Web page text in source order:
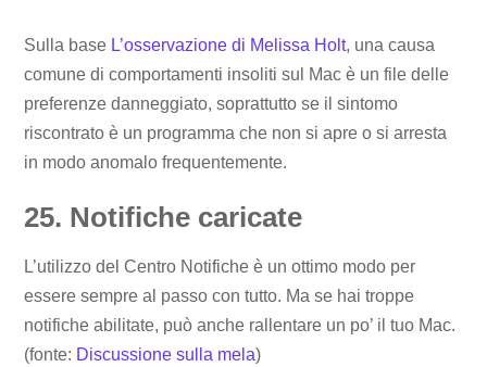
Sulla base L’osservazione di Melissa Holt, una causa
comune di comportamenti insoliti sul Mac è un file delle
preferenze danneggiato, soprattutto se il sintomo
riscontrato è un programma che non si apre o si arresta
in modo anomalo frequentemente.
25. Notifiche caricate
L’utilizzo del Centro Notifiche è un ottimo modo per
essere sempre al passo con tutto. Ma se hai troppe
notifiche abilitate, può anche rallentare un po’ il tuo Mac.
(fonte: Discussione sulla mela)